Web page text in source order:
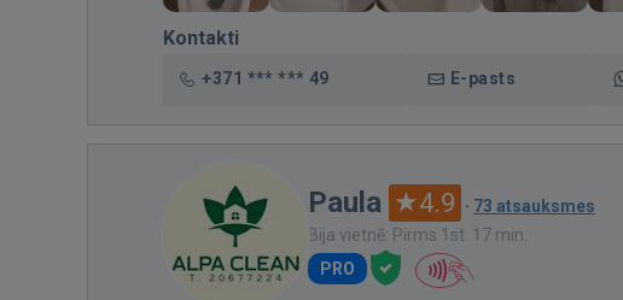
Kontakti
+371 *** *** 49 E-pasts
Paula 4.9 · 73 atsauksmes
Bija vietnē: Pirms 1st. 17 min.
PRO